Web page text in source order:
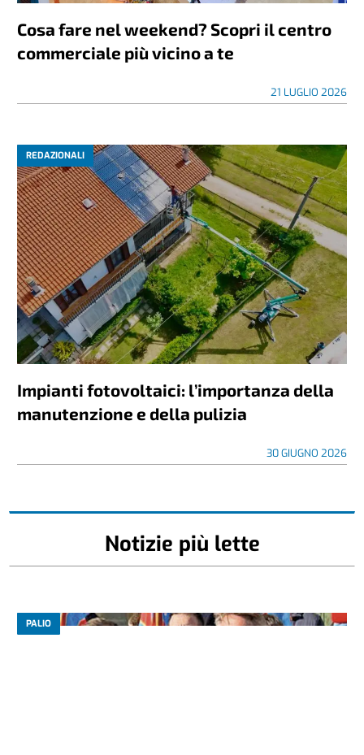
Cosa fare nel weekend? Scopri il centro
commerciale più vicino a te
21 LUGLIO 2026
REDAZIONALI
Impianti fotovoltaici: l’importanza della
manutenzione e della pulizia
30 GIUGNO 2026
Notizie più lette
PALIO